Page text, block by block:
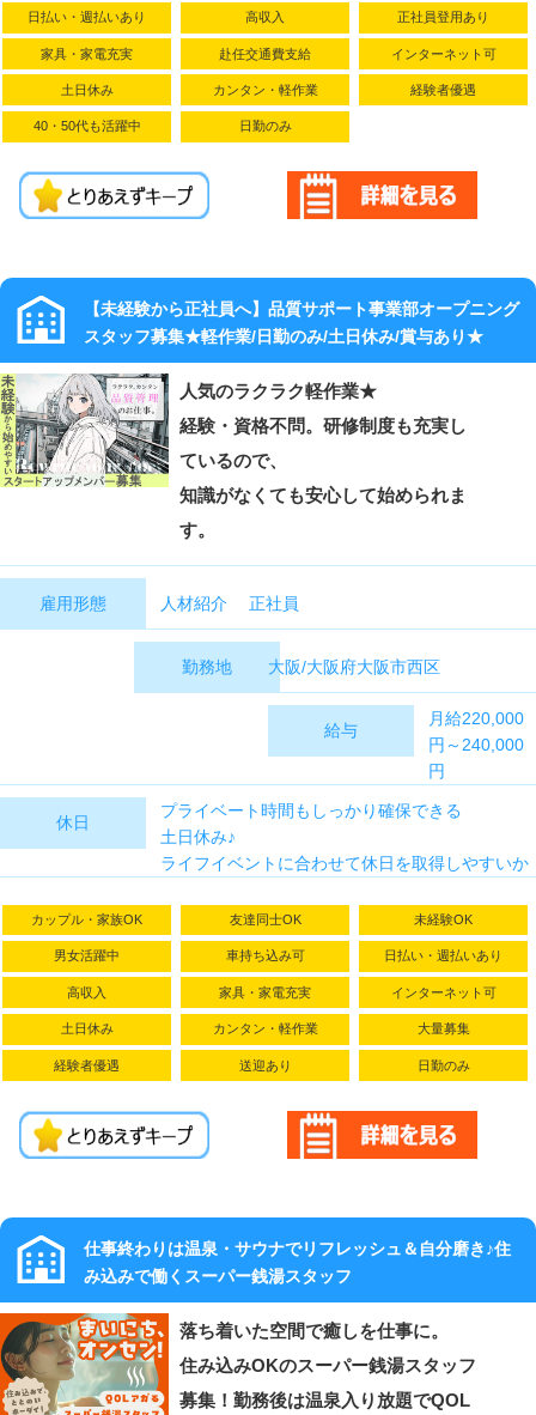
日払い・週払いあり 高収入 正社員登用あり
家具・家電充実 赴任交通費支給 インターネット可
土日休み カンタン・軽作業 経験者優遇
40・50代も活躍中 日勤のみ
【未経験から正社員へ】品質サポート事業部オープニング
スタッフ募集★軽作業/日勤のみ/土日休み/賞与あり★
人気のラクラク軽作業★
経験・資格不問。研修制度も充実し
ているので、
知識がなくても安心して始められま
す。
雇用形態 人材紹介 正社員
勤務地 大阪/大阪府大阪市西区
給与
月給220,000
円～240,000
円
上決定
月収例：
267,348円
【内訳/月給
22万円+(残業
時給1,691円
×20H)
+(休日出勤
時給1,691円
×8H)】
・昇給：年1
回（夏、冬）
休日
プライベート時間もしっかり確保できる
土日休み♪
ライフイベントに合わせて休日を取得しやすいか
・有給休暇
・特別休暇（慶弔休暇）
・夏季休暇
・年末年始休暇
・産前産後休暇
・子の看護休暇
・育児・介護休業
・裁判所休暇
カップル・家族OK 友達同士OK 未経験OK
男女活躍中 車持ち込み可 日払い・週払いあり
高収入 家具・家電充実 インターネット可
土日休み カンタン・軽作業 大量募集
経験者優遇 送迎あり 日勤のみ
仕事終わりは温泉・サウナでリフレッシュ＆自分磨き♪住
み込みで働くスーパー銭湯スタッフ
落ち着いた空間で癒しを仕事に。
住み込みOKのスーパー銭湯スタッフ
募集！勤務後は温泉入り放題でQOL